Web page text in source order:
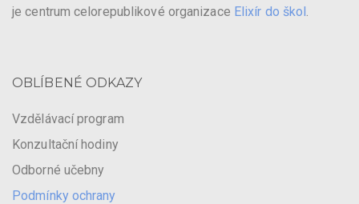
je centrum celorepublikové organizace Elixír do škol
OBLÍBENÉ ODKAZY
Vzdělávací program
Konzultační hodiny
Odborné učebny
Podmínky ochrany